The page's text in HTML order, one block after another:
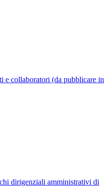
e collaboratori (da pubblicare in
dirigenziali amministrativi di